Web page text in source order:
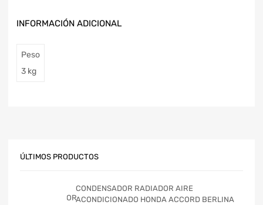
INFORMACIÓN ADICIONAL
Peso
3 kg
ÚLTIMOS PRODUCTOS
CONDENSADOR RADIADOR AIRE
ACONDICIONADO HONDA ACCORD BERLINA